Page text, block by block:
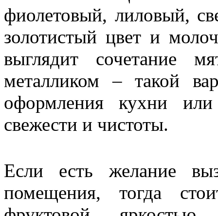
фиолетовый, лиловый,
золотистый цвет и
выглядит сочетание
металликом – такой
оформления кухни
свежести и чистоты.
Если есть желание
помещения, тогда